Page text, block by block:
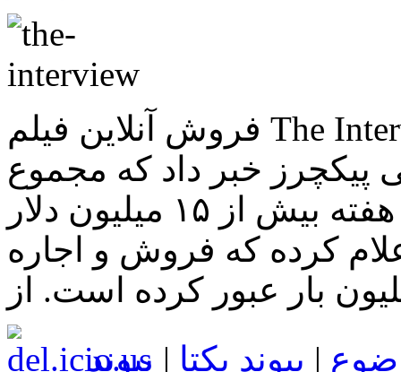
فروش آنلاین فیلم The Interview بسیار بهتر از اکران در
پیکچرز خبر داد که مجموع
فروش آنلاین این فیلم در آخر هفته بیش از ۱۵ میلیون دلار
کرده که فروش و اجاره
| پیوند یکتا | پیوند